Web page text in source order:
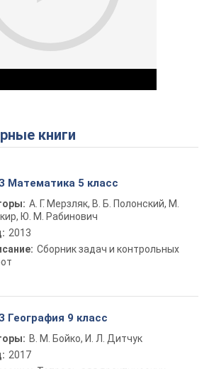
Play Video
книги
Математика 5 класс
А. Г. Мерзляк, В. Б. Полонский, М.
Ю. М. Рабинович
2013
Сборник задач и контрольных
География 9 класс
В. М. Бойко, И. Л. Дитчук
2017